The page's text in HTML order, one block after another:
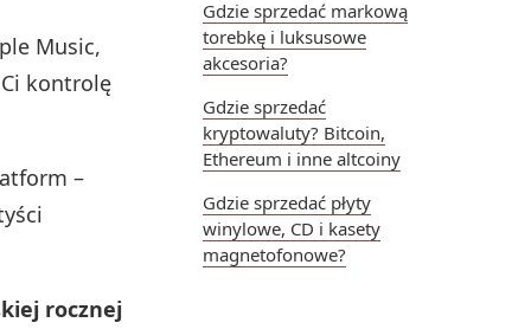
Gdzie sprzedać markową
torebkę i luksusowe
akcesoria?
Gdzie sprzedać
kryptowaluty? Bitcoin,
Ethereum i inne altcoiny
Gdzie sprzedać płyty
winylowe, CD i kasety
magnetofonowe?
Music,
kontrolę
–
rocznej